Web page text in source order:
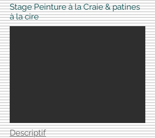
Stage Peinture à la Craie & patines
à la cire
Descriptif